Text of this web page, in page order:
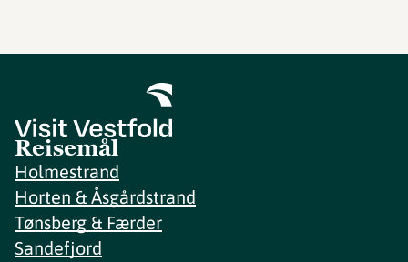
Reisemål
Holmestrand
Horten & Åsgårdstrand
Tønsberg & Færder
Sandefjord